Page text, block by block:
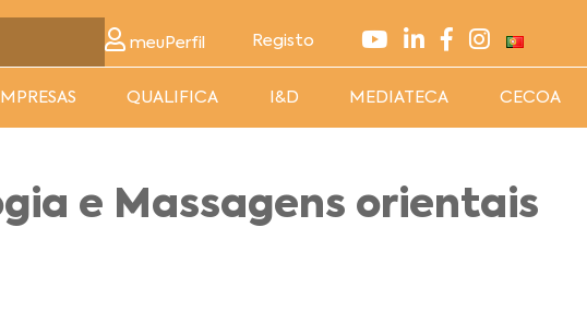
meuPerfil Registo
QUALIFICA I&D MEDIATECA CECOA
e Massagens orientais